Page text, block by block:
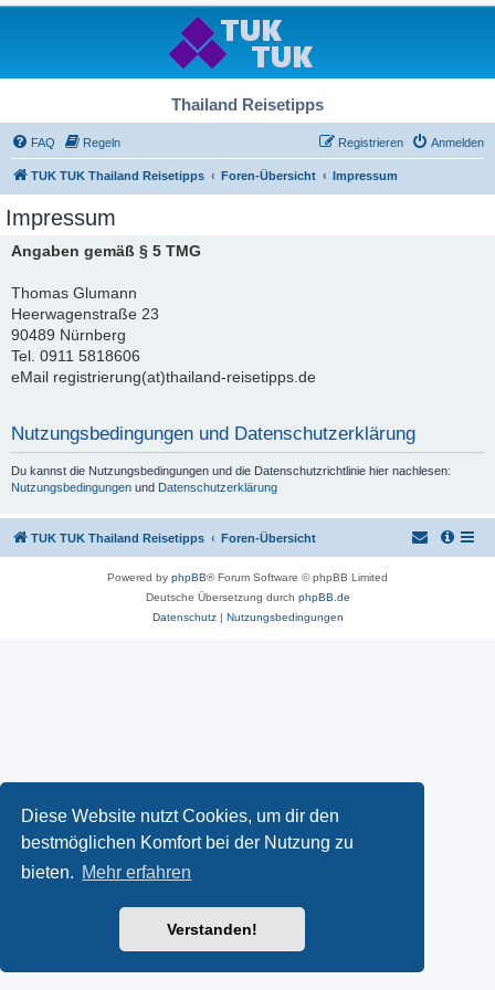
Diese Website nutzt Cookies, um dir den
bestmöglichen Komfort bei der Nutzung zu
bieten. Mehr erfahren
Verstanden!
Thailand Reisetipps
FAQ Regeln Anmelden
Registrieren
TUK TUK Thailand Reisetipps Foren-Übersicht Impressum
Impressum
Angaben gemäß § 5 TMG
Thomas Glumann
Heerwagenstraße 23
90489 Nürnberg
Tel. 0911 5818606
eMail registrierung(at)thailand-reisetipps.de
Nutzungsbedingungen und Datenschutzerklärung
Du kannst die Nutzungsbedingungen und die Datenschutzrichtlinie hier nachlesen:
Nutzungsbedingungen und Datenschutzerklärung
TUK TUK Thailand Reisetipps Foren-Übersicht
Powered by phpBB® Forum Software © phpBB Limited
Deutsche Übersetzung durch phpBB.de
Datenschutz| Nutzungsbedingungen